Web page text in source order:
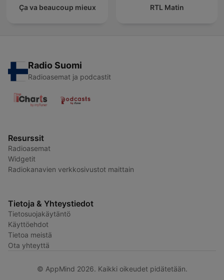
Ça va beaucoup mieux RTL Matin
Radio Suomi
Radioasemat ja podcastit
Resurssit
Radioasemat
Widgetit
Radiokanavien verkkosivustot maittain
Tietoja & Yhteystiedot
Tietosuojakäytäntö
Käyttöehdot
Tietoa meistä
Ota yhteyttä
© AppMind 2026. Kaikki oikeudet pidätetään.